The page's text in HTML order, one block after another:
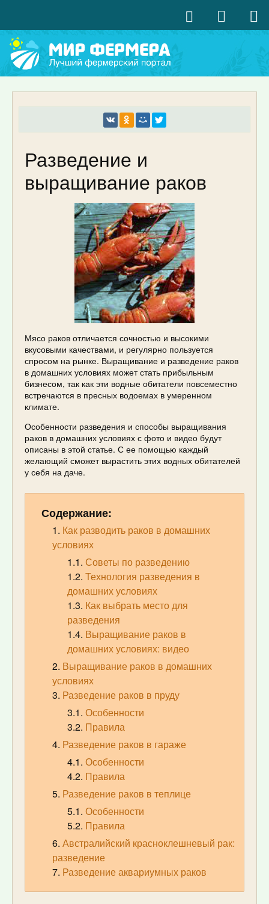
Разведение и
выращивание раков
Мясо раков отличается сочностью и высокими
вкусовыми качествами, и регулярно пользуется
спросом на рынке. Выращивание и разведение раков
в домашних условиях может стать прибыльным
бизнесом, так как эти водные обитатели повсеместно
встречаются в пресных водоемах в умеренном
климате.
Особенности разведения и способы выращивания
раков в домашних условиях с фото и видео будут
описаны в этой статье. С ее помощью каждый
желающий сможет вырастить этих водных обитателей
у себя на даче.
Содержание:
Как разводить раков в домашних
условиях
Советы по разведению
Технология разведения в
домашних условиях
Как выбрать место для
разведения
Выращивание раков в
домашних условиях: видео
Выращивание раков в домашних
условиях
Разведение раков в пруду
Особенности
Правила
Разведение раков в гараже
Особенности
Правила
Разведение раков в теплице
Особенности
Правила
Австралийский красноклешневый рак:
разведение
Разведение аквариумных раков